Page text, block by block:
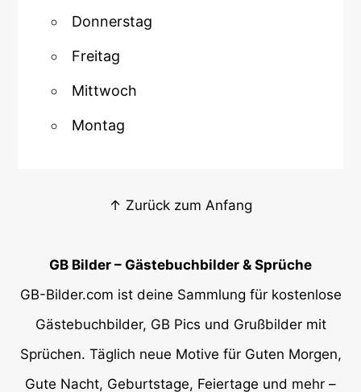
Donnerstag
Freitag
Mittwoch
Montag
↑ Zurück zum Anfang
GB Bilder – Gästebuchbilder & Sprüche
GB-Bilder.com ist deine Sammlung für kostenlose
Gästebuchbilder, GB Pics und Grußbilder mit
Sprüchen. Täglich neue Motive für Guten Morgen,
Gute Nacht, Geburtstage, Feiertage und mehr –